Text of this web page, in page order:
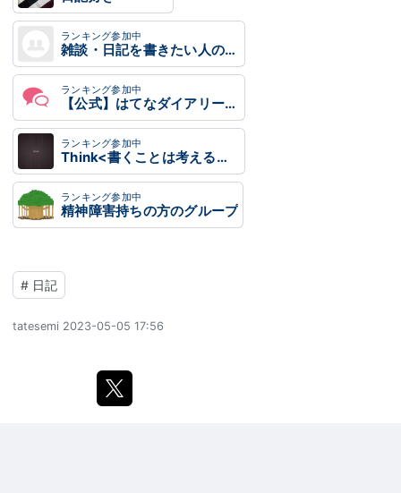
ランキング参加中
雑談・日記を書きたい人のグループ
ランキング参加中
【公式】はてなダイアリー時代開設ブログ
ランキング参加中
Think<書くことは考えること>
ランキング参加中
精神障害持ちの方のグループ
# 日記
tatesemi 2023-05-05 17:56